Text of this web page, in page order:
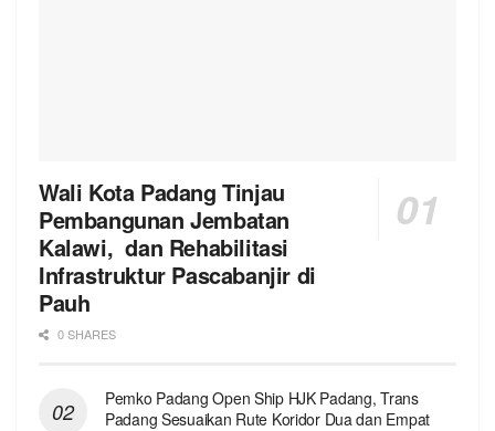
Wali Kota Padang Tinjau
Pembangunan Jembatan
Kalawi, dan Rehabilitasi
Infrastruktur Pascabanjir di
Pauh
0 SHARES
Pemko Padang Open Ship HJK Padang, Trans
Padang Sesuaikan Rute Koridor Dua dan Empat